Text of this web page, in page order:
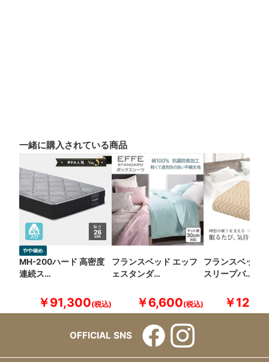
一緒に購入されている商品
MH-200ハード 高密度
連続ス…
￥91,300
フランスベッド エッフ
ェスタンダ…
￥6,600
フランスベッド
スリープバ…
￥
OFFICIAL SNS